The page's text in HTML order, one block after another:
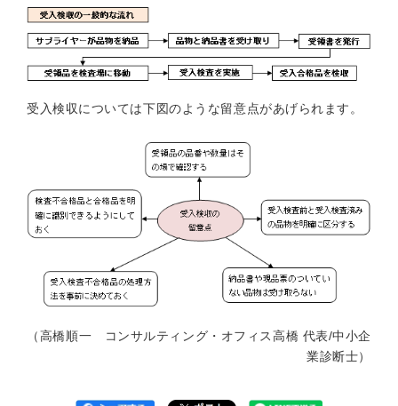
受入検収については下図のような留意点があげられます。
（高橋順一 コンサルティング・オフィス高橋 代表/中小企
業診断士）